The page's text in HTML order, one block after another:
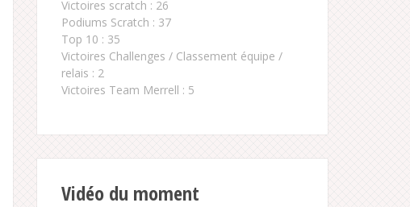
Victoires scratch : 26
Podiums Scratch : 37
Top 10 : 35
Victoires Challenges / Classement équipe /
relais : 2
Victoires Team Merrell : 5
Vidéo du moment